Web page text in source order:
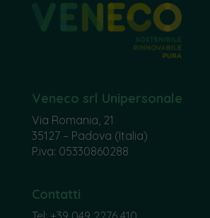
Veneco srl Unipersonale
Via Romania, 21
35127 – Padova (Italia)
P.iva: 05330860288
Contatti